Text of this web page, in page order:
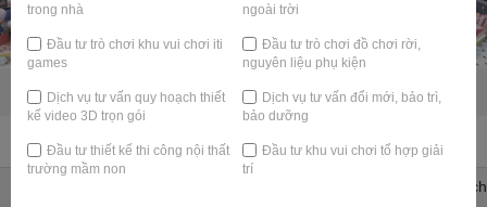
TRANG CHỦ
Thử
trong nhà
ngoài trời
Đầu tư trò chơi khu vui chơi iti
games
Đầu tư trò chơi đồ chơi rời,
nguyên liệu phụ kiện
Dịch vụ tư vấn quy hoạch thiết
kế video 3D trọn gói
Dịch vụ tư vấn đổi mới, bảo trì,
bảo dưỡng
Đầu tư thiết kế thi công nội thất
trường mầm non
Đầu tư khu vui chơi tổ hợp giải
trí